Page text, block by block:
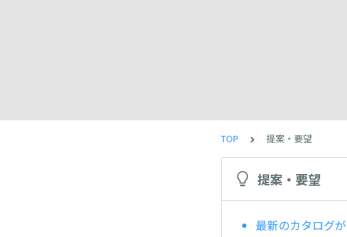
TOP 提案・要望
提案・要望
最新のカタログ